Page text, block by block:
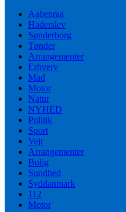
Aabenraa
Haderslev
Sønderborg
Tønder
Arrangementer
Erhverv
Mad
Motor
Natur
NYHED
Politik
Sport
Vejr
Arrangementer
Bolig
Sundhed
Syddanmark
112
Motor